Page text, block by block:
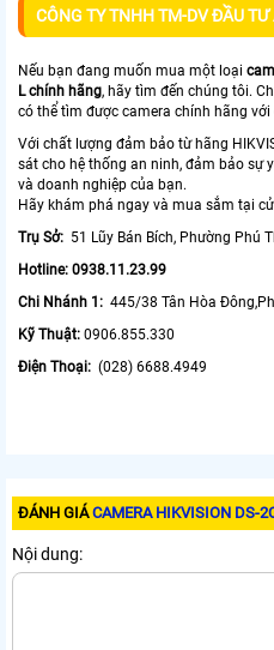
CÔNG TY TNHH TM-DV ĐẦU
Nếu bạn đang muốn mua một loại
L chính hãng, hãy tìm đến chúng tôi.
có thể tìm được camera chính hãng
Với chất lượng đảm bảo từ hãng
sát cho hệ thống an ninh, đảm bảo sự
và doanh nghiệp của bạn.
Hãy khám phá ngay và mua sắm tại
Trụ Sở: 51 Lũy Bán Bích, Phường Phú
Hotline: 0938.11.23.99
Chi Nhánh 1: 445/38 Tân Hòa
Kỹ Thuật: 0906.855.330
Điện Thoại: (028) 6688.4949
ĐÁNH GIÁCAMERA HIKVISION DS-
Nội dung: